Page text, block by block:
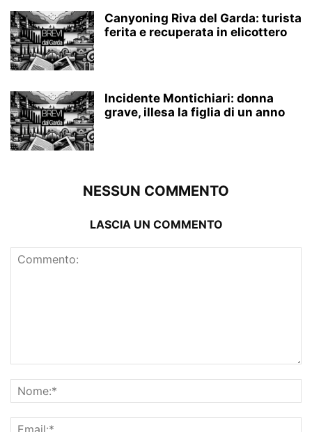
Canyoning Riva del Garda: turista
ferita e recuperata in elicottero
Incidente Montichiari: donna
grave, illesa la figlia di un anno
NESSUN COMMENTO
LASCIA UN COMMENTO